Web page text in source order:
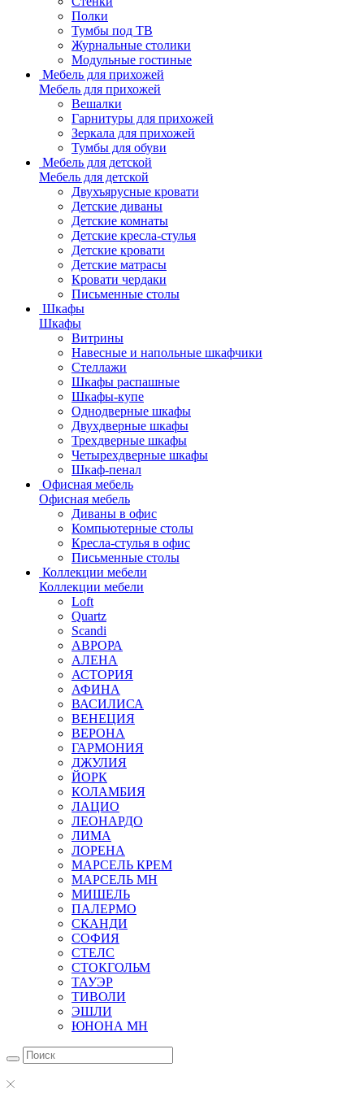
Полки
Тумбы под ТВ
Журнальные столики
Модульные гостиные
Мебель для прихожей
Мебель для прихожей
Вешалки
Гарнитуры для прихожей
Зеркала для прихожей
Тумбы для обуви
Мебель для детской
Мебель для детской
Двухъярусные кровати
Детские диваны
Детские комнаты
Детские кресла-стулья
Детские кровати
Детские матрасы
Кровати чердаки
Письменные столы
Шкафы
Шкафы
Витрины
Навесные и напольные шкафчики
Стеллажи
Шкафы распашные
Шкафы-купе
Однодверные шкафы
Двухдверные шкафы
Трехдверные шкафы
Четырехдверные шкафы
Шкаф-пенал
Офисная мебель
Офисная мебель
Диваны в офис
Компьютерные столы
Кресла-стулья в офис
Письменные столы
Коллекции мебели
Коллекции мебели
Loft
Quartz
Scandi
АВРОРА
АЛЕНА
АСТОРИЯ
АФИНА
ВАСИЛИСА
ВЕНЕЦИЯ
ВЕРОНА
ГАРМОНИЯ
ДЖУЛИЯ
ЙОРК
КОЛАМБИЯ
ЛАЦИО
ЛЕОНАРДО
ЛИМА
ЛОРЕНА
МАРСЕЛЬ КРЕМ
МАРСЕЛЬ МН
МИШЕЛЬ
ПАЛЕРМО
СКАНДИ
СОФИЯ
СТЕЛС
СТОКГОЛЬМ
ТАУЭР
ТИВОЛИ
ЭШЛИ
ЮНОНА МН